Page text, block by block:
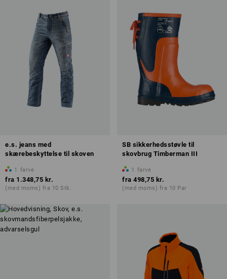
e.s. jeans med
skærebeskyttelse til skoven
1 farve
fra 1.348,75 kr.
(med moms) fra 10 Stk.
SB sikkerhedsstøvle til
skovbrug Timberman III
1 farve
fra 498,75 kr.
(med moms) fra 10 Par